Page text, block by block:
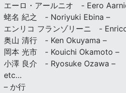
エーロ・アールニオ - Eero
蛯名 紀之 - Noriyuki Ebina –
エンリコ フランゾリーニ -
奥山 清行 - Ken Okuyama –
岡本 光市 - Kouichi Okamoto –
小澤 良介 - Ryosuke Ozawa –
etc…
– か行